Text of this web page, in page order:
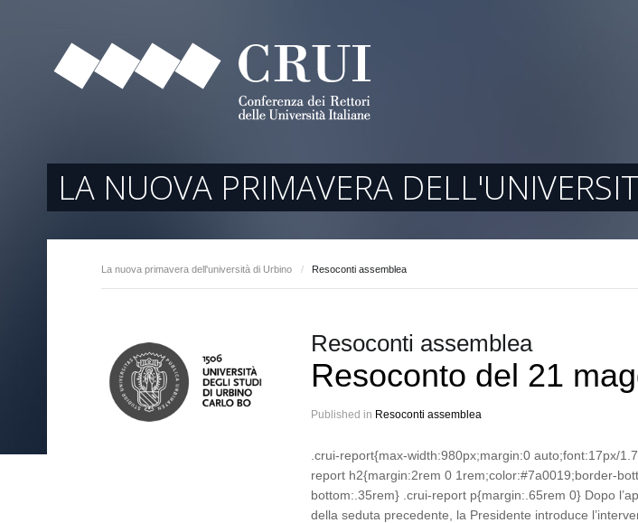
LA NUOVA PRIMAVERA
La nuova primavera dell'università di Urbino / Resoconti assemblea
Resoconti assemblea
Resoconto del 21
Published in Resoconti assemblea
.crui-report{max-width:980px;margin:0 auto;font:17px/
report h2{margin:2rem 0 1rem;color:#7a0019;border-
bottom:.35rem} .crui-report p{margin:.65rem 0} Dopo
della seduta precedente, la Presidente introduce